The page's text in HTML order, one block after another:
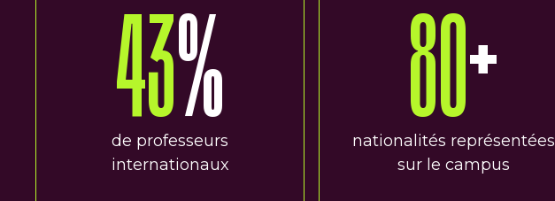
43%
de professeurs
internationaux
80+
nationalités représentées
sur le campus